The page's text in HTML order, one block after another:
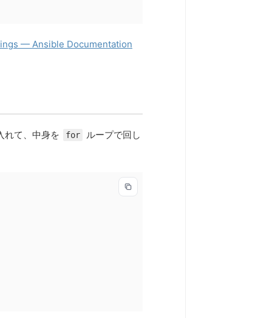
— Ansible Documentation
れて、中身を for
ループで回し